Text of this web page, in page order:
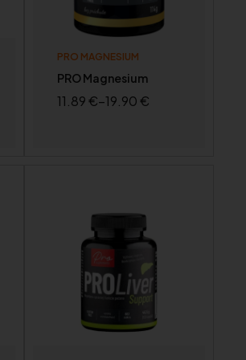
PRO MAGNESIUM
PRO Magnesium
11.89€–19.90€